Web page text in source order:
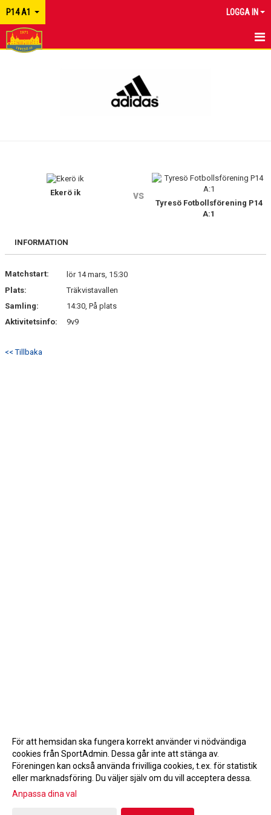
P14 A1 LOGGA IN
Ekerö ik vs
Tyresö Fotbollsförening P14
A:1
INFORMATION
Matchstart:
lör 14 mars, 15:30
Plats:
Träkvistavallen
Samling:
14:30, På plats
Aktivitetsinfo:
9v9
<< Tillbaka
Gå till Webbversion
För att hemsidan ska fungera korrekt använder vi nödvändiga
cookies från SportAdmin. Dessa går inte att stänga av.
Föreningen kan också använda frivilliga cookies, t.ex. för statistik
eller marknadsföring. Du väljer själv om du vill acceptera dessa.
Anpassa dina val